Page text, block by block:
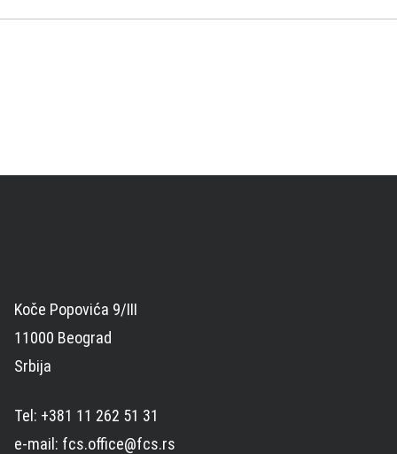
Koče Popovića 9/III
11000 Beograd
Srbija
Tel: +381 11 262 51 31
e-mail: fcs.office@fcs.rs